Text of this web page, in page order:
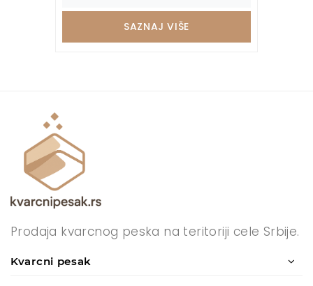
SAZNAJ VIŠE
Prodaja kvarcnog peska na teritoriji cele Srbije.
Kvarcni pesak